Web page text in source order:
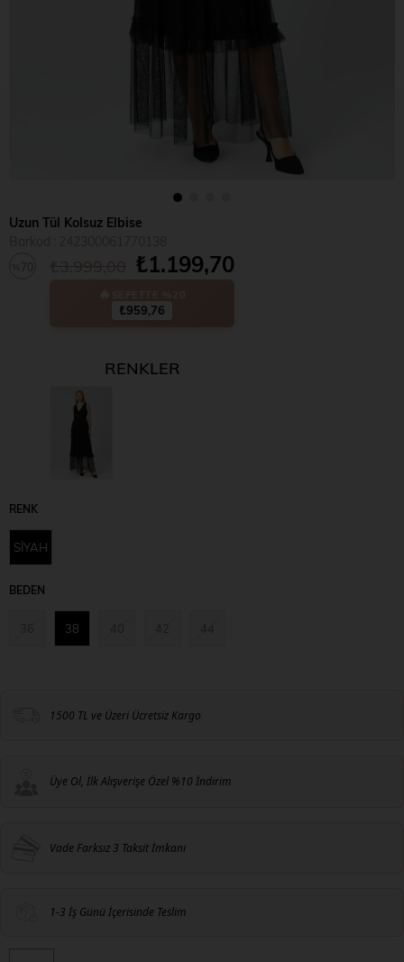
Uzun Tül Kolsuz Elbise
₺1.199,70
₺959,76
RENKLER
RENK
SİYAH
BEDEN
38
1500 TL ve Üzeri Ücretsiz Kargo
Üye Ol, İlk Alışverişe Özel %10 İndirim
Vade Farksız 3 Taksit İmkanı
1-3 İş Günü İçerisinde Teslim